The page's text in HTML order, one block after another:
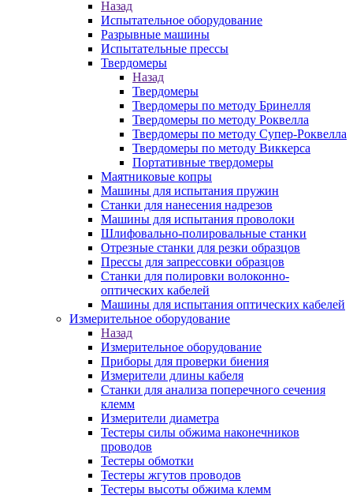
Назад
Испытательное оборудование
Разрывные машины
Испытательные прессы
Твердомеры
Назад
Твердомеры
Твердомеры по методу Бринелля
Твердомеры по методу Роквелла
Твердомеры по методу Супер-Роквелла
Твердомеры по методу Виккерса
Портативные твердомеры
Маятниковые копры
Машины для испытания пружин
Станки для нанесения надрезов
Машины для испытания проволоки
Шлифовально-полировальные станки
Отрезные станки для резки образцов
Прессы для запрессовки образцов
Станки для полировки волоконно-
оптических кабелей
Машины для испытания оптических кабелей
Измерительное оборудование
Назад
Измерительное оборудование
Приборы для проверки биения
Измерители длины кабеля
Станки для анализа поперечного сечения
клемм
Измерители диаметра
Тестеры силы обжима наконечников
проводов
Тестеры обмотки
Тестеры жгутов проводов
Тестеры высоты обжима клемм